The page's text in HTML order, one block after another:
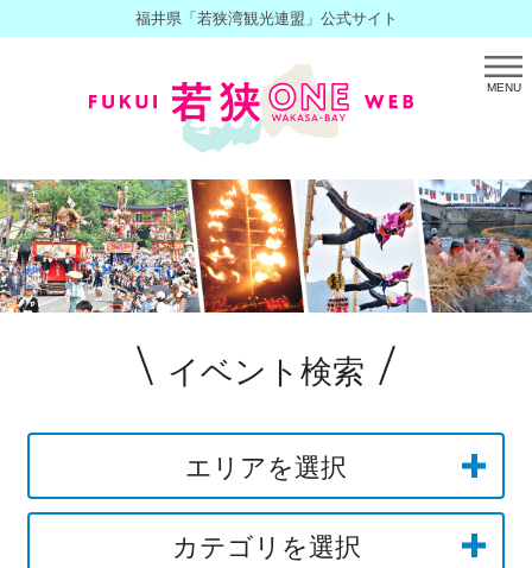
福井県「若狭湾観光連盟」公式サイト
MENU
イベント検索
エリアを選択
カテゴリを選択